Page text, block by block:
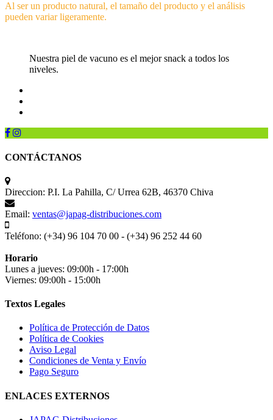
Al ser un producto natural, el tamaño del producto y el análisis
pueden variar ligeramente.
Nuestra piel de vacuno es el mejor snack a todos los
niveles.
CONTÁCTANOS
Direccion: P.I. La Pahilla, C/ Urrea 62B, 46370 Chiva
Email: ventas@japag-distribuciones.com
Teléfono: (+34) 96 104 70 00 - (+34) 96 252 44 60
Horario
Lunes a jueves: 09:00h - 17:00h
Viernes: 09:00h - 15:00h
Textos Legales
Política de Protección de Datos
Política de Cookies
Aviso Legal
Condiciones de Venta y Envío
Pago Seguro
ENLACES EXTERNOS